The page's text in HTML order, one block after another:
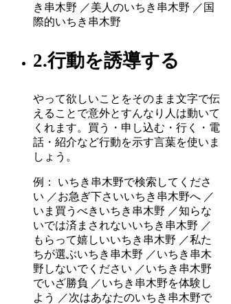
き串木野 ／美人のいちき串木野 ／国
際的いちき串木野
2.行動を誘導する
やって欲しいことをそのまま文字で伝
えることで意外とすんなり人は動いて
くれます。買う・申し込む・行く・電
話・紹介など行動を示す言葉を使いま
しょう。
例： いちき串木野で検索してくださ
い ／お急ぎ下さいいちき串木野へ ／
いま買うべきいちき串木野 ／知らな
いでは済まされないいちき串木野 ／
もらって嬉しいいちき串木野 ／私た
ちが選ぶいちき串木野 ／いちき串木
野しないでください ／いちき串木野
でいざ勝負 ／いちき串木野を体験し
よう ／次はあなたのいちき串木野で